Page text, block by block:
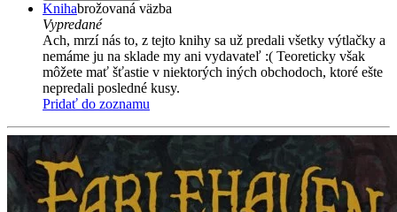
Knihabrožovaná väzba
Vypredané
Ach, mrzí nás to, z tejto knihy sa už predali všetky výtlačky a
nemáme ju na sklade my ani vydavateľ :( Teoreticky však
môžete mať šťastie v niektorých iných obchodoch, ktoré ešte
nepredali posledné kusy.
Pridať do zoznamu